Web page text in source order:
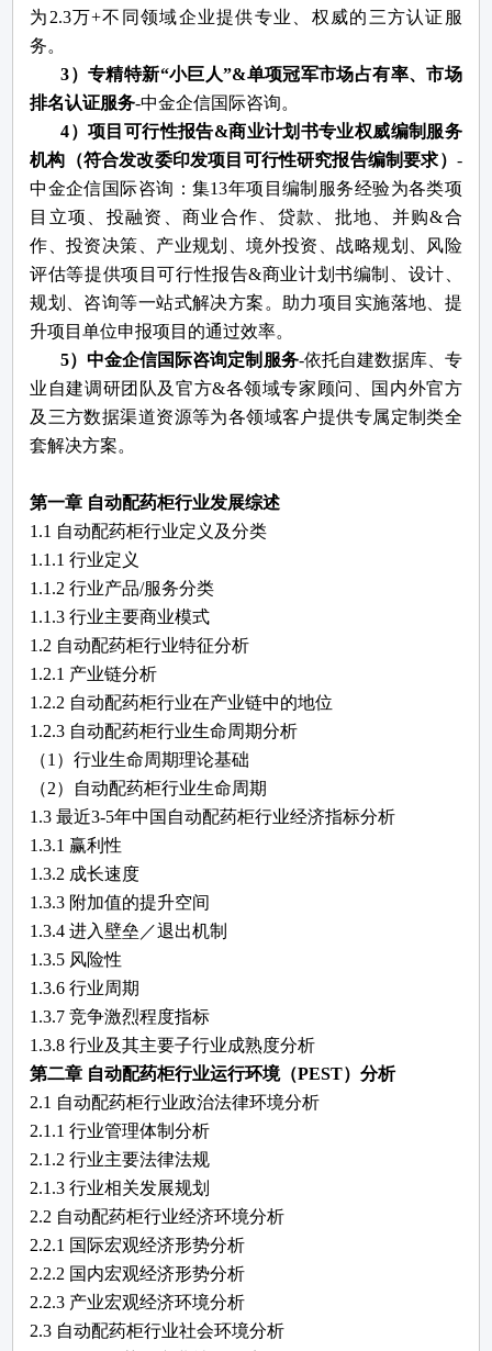
为2.3万+不同领域企业提供专业、权威的三方认证服
务。
3）专精特新“小巨人”&单项冠军市场占有率、市场
排名认证服务-中金企信国际咨询。
4）项目可行性报告&商业计划书专业权威编制服务
机构（符合发改委印发项目可行性研究报告编制要求） -
中金企信国际咨询：集13年项目编制服务经验为各类项
目立项、投融资、商业合作、贷款、批地、并购&合
作、投资决策、产业规划、境外投资、战略规划、风险
评估等提供项目可行性报告&商业计划书编制、设计、
规划、咨询等一站式解决方案。助力项目实施落地、提
升项目单位申报项目的通过效率。
5）中金企信国际咨询定制服务-依托自建数据库、专
业自建调研团队及官方&各领域专家顾问、国内外官方
及三方数据渠道资源等为各领域客户提供专属定制类全
套解决方案。
第一章 自动配药柜行业发展综述
1.1 自动配药柜行业定义及分类
1.1.1 行业定义
1.1.2 行业产品/服务分类
1.1.3 行业主要商业模式
1.2 自动配药柜行业特征分析
1.2.1 产业链分析
1.2.2 自动配药柜行业在产业链中的地位
1.2.3 自动配药柜行业生命周期分析
（1）行业生命周期理论基础
（2） 自动配药柜行业生命周期
1.3 最近3-5年中国 自动配药柜行业经济指标分析
1.3.1 赢利性
1.3.2 成长速度
1.3.3 附加值的提升空间
1.3.4 进入壁垒／退出机制
1.3.5 风险性
1.3.6 行业周期
1.3.7 竞争激烈程度指标
1.3.8 行业及其主要子行业成熟度分析
第二章 自动配药柜行业运行环境（PEST）分析
2.1 自动配药柜行业政治法律环境分析
2.1.1 行业管理体制分析
2.1.2 行业主要法律法规
2.1.3 行业相关发展规划
2.2 自动配药柜行业经济环境分析
2.2.1 国际宏观经济形势分析
2.2.2 国内宏观经济形势分析
2.2.3 产业宏观经济环境分析
2.3 自动配药柜行业社会环境分析